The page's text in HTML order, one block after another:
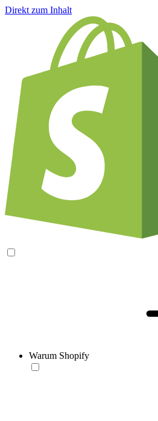
Direkt zum Inhalt
Warum Shopify